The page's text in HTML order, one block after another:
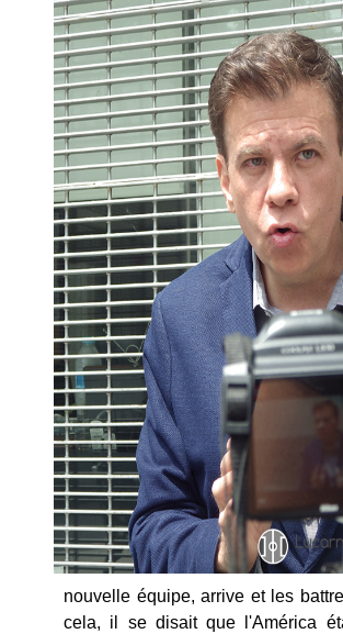
nouvelle équipe, arrive et les
cela, il se disait que l'América